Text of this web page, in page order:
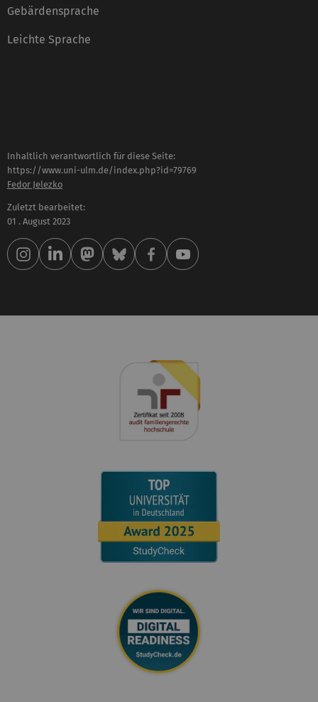
Gebärdensprache
Leichte Sprache
Inhaltlich verantwortlich für diese Seite:
https://www.uni-ulm.de/index.php?id=79769
Fedor Jelezko
Zuletzt bearbeitet:
01 . August 2023